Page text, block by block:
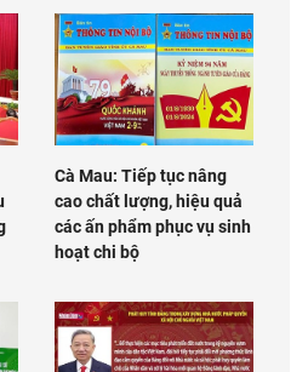
Cà Mau: Tiếp tục nâng
cao chất lượng, hiệu quả
các ấn phẩm phục vụ sinh
hoạt chi bộ